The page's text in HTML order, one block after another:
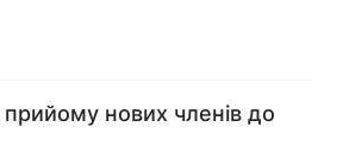
нових членів до